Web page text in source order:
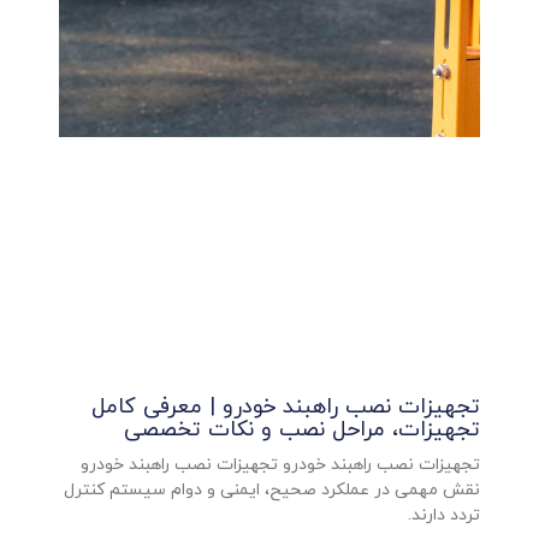
تجهیزات نصب راهبند خودرو | معرفی کامل
تجهیزات، مراحل نصب و نکات تخصصی
تجهیزات نصب راهبند خودرو تجهیزات نصب راهبند خودرو
نقش مهمی در عملکرد صحیح، ایمنی و دوام سیستم کنترل
تردد دارند.